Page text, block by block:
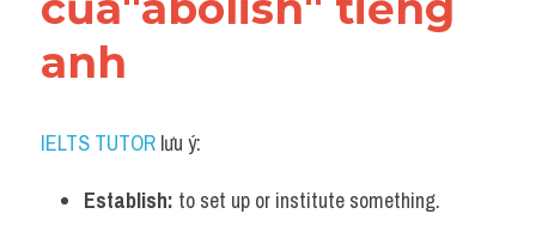
anh
IELTS TUTOR lưu ý:
Establish: to set up or institute something.